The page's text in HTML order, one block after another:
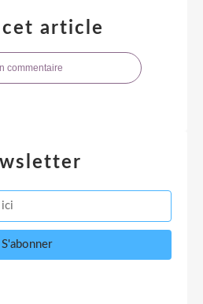
cet article
commentaire